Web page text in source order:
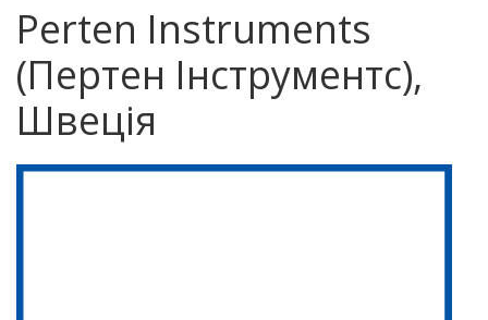
Perten Instruments
(Пертен Інструментс),
Швеція